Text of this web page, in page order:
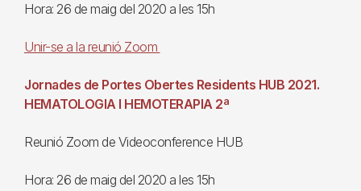
Hora: 26 de maig del 2020 a les 15h
Unir-se a la reunió Zoom
Jornades de Portes Obertes Residents HUB 2021.
HEMATOLOGIA I HEMOTERAPIA 2ª
Reunió Zoom de Videoconference HUB
Hora: 26 de maig del 2020 a les 15h